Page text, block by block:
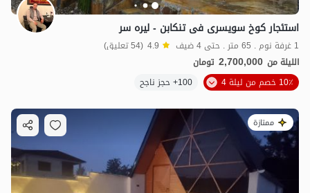
استئجار کوخ سویسری فی تنکابن - لیره سر
1 غرفة نوم . 65 متر . حتى 4 ضيف 4.9 (54 تعليق)
الليلة من 2,700,000 تومان
10٪ خصم من ليلة 4
100+ حجز ناجح
ممتازة